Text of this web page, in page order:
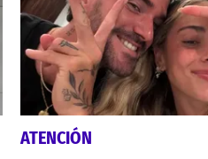
ATENCIÓN